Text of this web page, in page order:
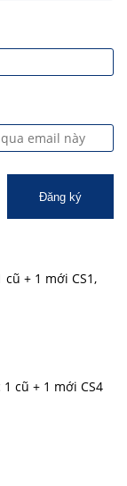
Đăng ký
+ 1 mới CS1,
cũ + 1 mới CS4